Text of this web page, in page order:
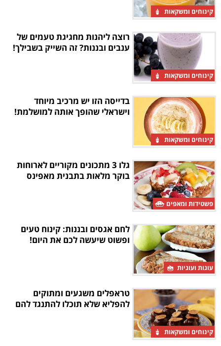
קינוחים ומשקאות
קינוחים ומשקאות
רוצה ליהנות מחגיגת טעמים של
ענבים ובננות? זה השייק בשבילך!
קינוחים ומשקאות
בדייסה הזו יש מרכיב מיוחד
וישראלי שהופך אותה למושלמת!
פשטידות ומאפים
גלו 3 מתכונים מקוריים לארוחות
בוקר מלאות בתבנית מאפינס
עוגות ועוגיות
לחם אגסים ובננות: קינוח טעים
ופשוט שיעשה לכם את היום!
קינוחים ומשקאות
טראפלים משגעים ומתוקים
להפליא שלא תוכלו להתנגד להם